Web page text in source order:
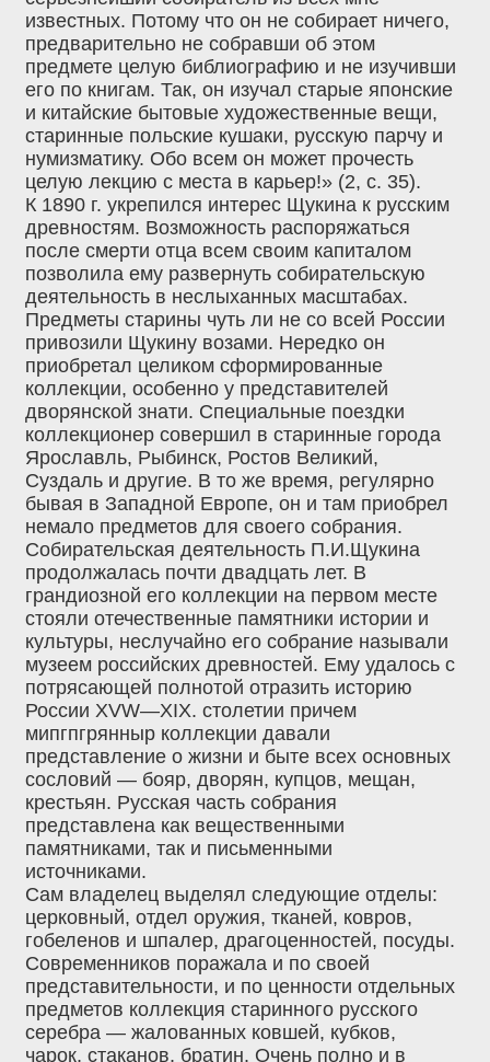
известных. Потому что он не собирает ничего,
предварительно не собравши об этом
предмете целую библиографию и не изучивши
его по книгам. Так, он изучал старые японские
и китайские бытовые художественные вещи,
старинные польские кушаки, русскую парчу и
нумизматику. Обо всем он может прочесть
целую лекцию с места в карьер!» (2, с. 35).
К 1890 г. укрепился интерес Щукина к русским
древностям. Возможность распоряжаться
после смерти отца всем своим капиталом
позволила ему развернуть собирательскую
деятельность в неслыханных масштабах.
Предметы старины чуть ли не со всей России
привозили Щукину возами. Нередко он
приобретал целиком сформированные
коллекции, особенно у представителей
дворянской знати. Специальные поездки
коллекционер совершил в старинные города
Ярославль, Рыбинск, Ростов Великий,
Суздаль и другие. В то же время, регулярно
бывая в Западной Европе, он и там приобрел
немало предметов для своего собрания.
Собирательская деятельность П.И.Щукина
продолжалась почти двадцать лет. В
грандиозной его коллекции на первом месте
стояли отечественные памятники истории и
культуры, неслучайно его собрание называли
музеем российских древностей. Ему удалось с
потрясающей полнотой отразить историю
России XVW—XIX. столетии причем
мипгпгрянныр коллекции давали
представление о жизни и быте всех основных
сословий — бояр, дворян, купцов, мещан,
крестьян. Русская часть собрания
представлена как вещественными
памятниками, так и письменными
источниками.
Сам владелец выделял следующие отделы:
церковный, отдел оружия, тканей, ковров,
гобеленов и шпалер, драгоценностей, посуды.
Современников поражала и по своей
представительности, и по ценности отдельных
предметов коллекция старинного русского
серебра — жалованных ковшей, кубков,
чарок, стаканов, братин. Очень полно и в